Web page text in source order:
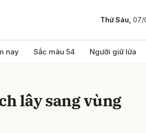
Thứ Sáu, 07/
nay Sắc màu 54 Người giữ lửa
lây sang vùng